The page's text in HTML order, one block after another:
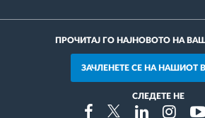
ПРОЧИТАЈ ГО НАЈНОВОТО НА
ЗАЧЛЕНЕТЕ СЕ НА НАШИОТ
СЛЕДЕТЕ НЕ